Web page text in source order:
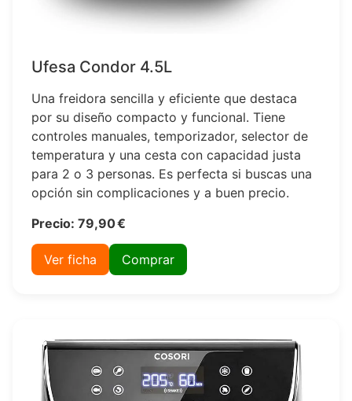
Ufesa Condor 4.5L
Una freidora sencilla y eficiente que destaca
por su diseño compacto y funcional. Tiene
controles manuales, temporizador, selector de
temperatura y una cesta con capacidad justa
para 2 o 3 personas. Es perfecta si buscas una
opción sin complicaciones y a buen precio.
Precio: 79,90 €
Ver ficha Comprar